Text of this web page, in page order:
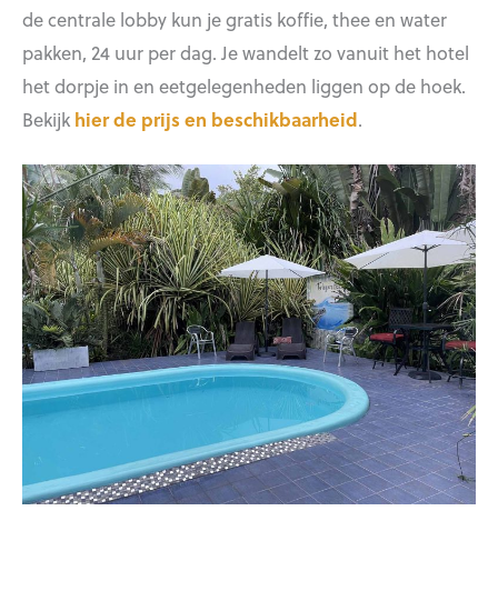
de centrale lobby kun je gratis koffie, thee en water
pakken, 24 uur per dag. Je wandelt zo vanuit het hotel
het dorpje in en eetgelegenheden liggen op de hoek.
Bekijk hier de prijs en beschikbaarheid.